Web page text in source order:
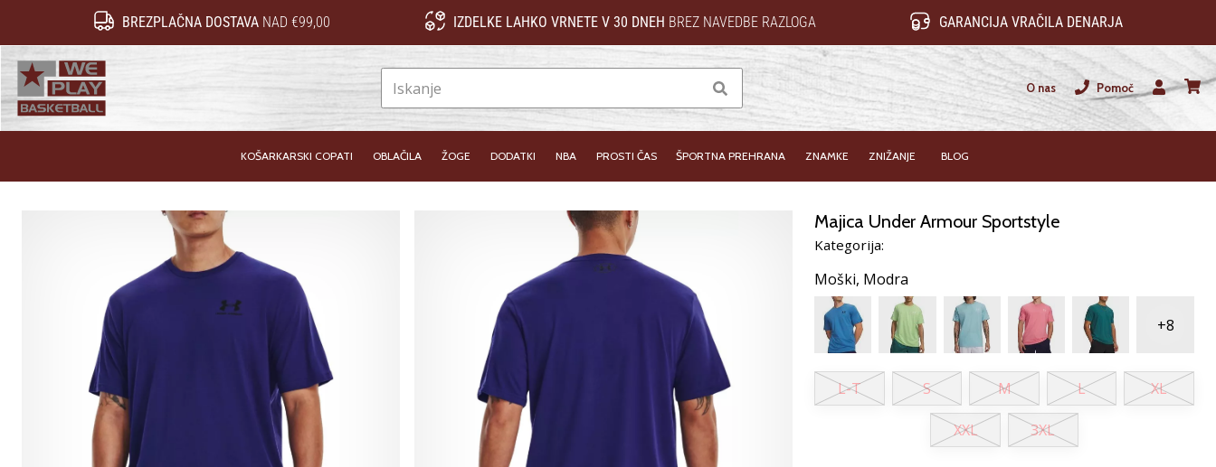
BREZPLAČNA DOSTAVA NAD €99,00 IZDELKE LAHKO VRNETE V 30 DNEH BREZ NAVEDBE RAZLOGA GARANCIJA VRAČILA DENARJA
Iskanje O nas
Pomoč
Uporabnik
KOŠARKARSKI COPATI OBLAČILA ŽOGE DODATKI NBA PROSTI ČAS ŠPORTNA PREHRANA ZNAMKE ZNIŽANJE BLOG
Majica Under Armour Sportstyle
Kategorija:
Moški, Modra
+8
L-T S M L XL
XXL 3XL